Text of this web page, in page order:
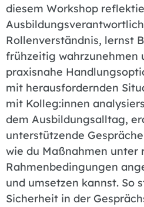
diesem Workshop
Rollenverständnis, lernst
frühzeitig wahrzunehmen
praxisnahe
mit herausfordernden
mit Kolleg:innen
dem Ausbildungsalltag,
unterstützende
wie du Maßnahmen unter
Rahmenbedingungen
und umsetzen kannst. So
Sicherheit in der